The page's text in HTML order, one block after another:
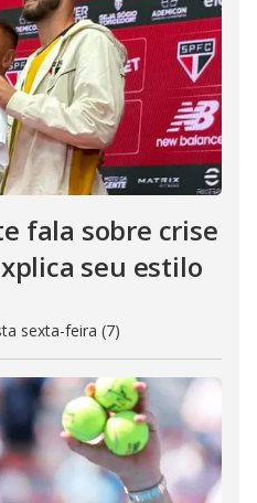
fala sobre crise
seu estilo
sexta-feira (7)